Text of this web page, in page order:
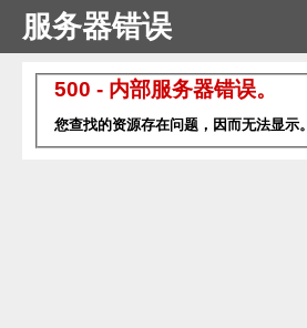
服务器错误
500 - 内部服务器错误。
您查找的资源存在问题，因而无法显示。